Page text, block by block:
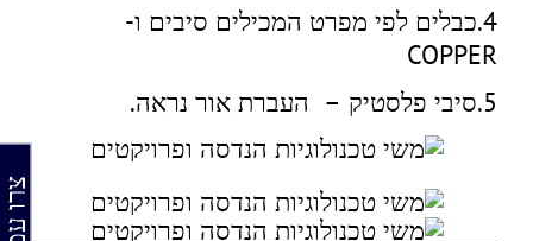
4.כבלים לפי מפרט המכילים סיבים ו-
COPPER
5.סיבי פלסטיק – העברת אור נראה.